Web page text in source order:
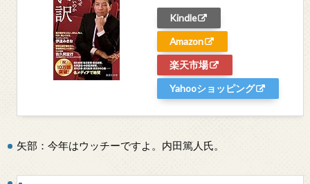
Kindle
Amazon
楽天市場
Yahooショッピング
矢部：今年はウッチーですよ。内田篤人氏。